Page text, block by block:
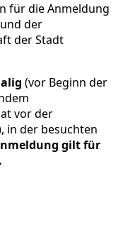
für die Anmeldung
der
der Stadt
(vor Beginn der
vor der
in der besuchten
gilt für